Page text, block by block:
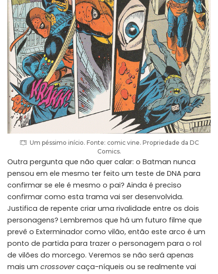
Um péssimo início. Fonte: comic vine. Propriedade da DC
Comics.
Outra pergunta que não quer calar: o Batman nunca
pensou em ele mesmo ter feito um teste de DNA para
confirmar se ele é mesmo o pai? Ainda é preciso
confirmar como esta trama vai ser desenvolvida.
Justifica de repente criar uma rivalidade entre os dois
personagens? Lembremos que há um futuro filme que
prevê o Exterminador como vilão, então este arco é um
ponto de partida para trazer o personagem para o rol
de vilões do morcego. Veremos se não será apenas
mais um crossovercaça-níqueis ou se realmente vai